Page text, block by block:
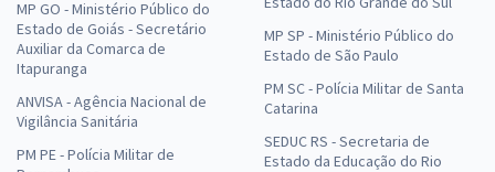
MP GO - Ministério Público do
Estado de Goiás - Secretário
Auxiliar da Comarca de
Itapuranga
ANVISA - Agência Nacional de
Vigilância Sanitária
PM PE - Polícia Militar de
MP SP - Ministério Público do
Estado de São Paulo
PM SC - Polícia Militar de Santa
Catarina
SEDUC RS - Secretaria de
Estado da Educação do Rio